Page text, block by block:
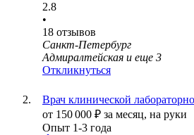
2.8
•
18 отзывов
Санкт-Петербург
Адмиралтейская и еще 3
Откликнуться
Врач клинической
от 150 000 ₽ за месяц, на руки
Опыт 1-3 года